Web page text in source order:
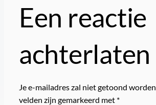
Een reactie
achterlaten
Je e-mailadres zal niet getoond worden.
velden zijn gemarkeerd met *